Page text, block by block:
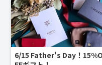
6/15 Father's Day！15%O